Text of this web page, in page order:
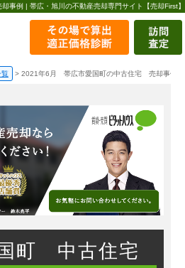
例 | 帯広・旭川の不動産売却専門サイト【売却First】
覧 > 2021年6月 帯広市愛国町の中古住宅 売却事例
町 中古住宅